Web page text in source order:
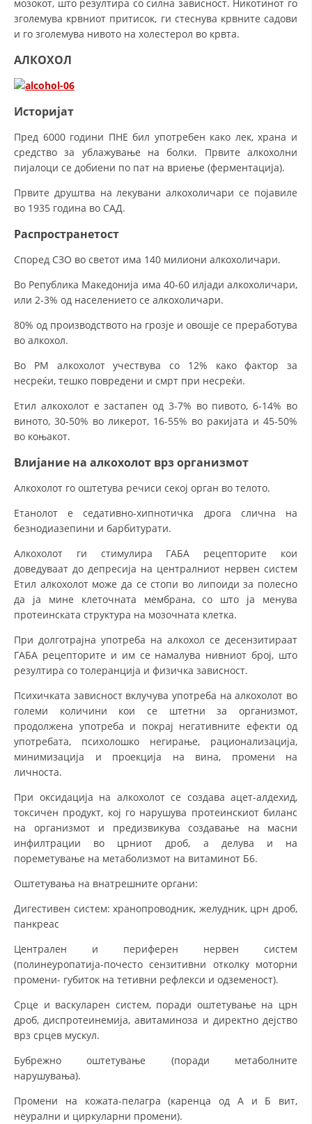
мозокот, што резултира со силна зависност. Никотинот го
зголемува крвниот притисок, ги стеснува крвните садови
и го зголемува нивото на холестерол во крвта.
АЛКОХОЛ
Историјат
Пред 6000 години ПНЕ бил употребен како лек, храна и
средство за ублажување на болки. Првите алкохолни
пијалоци се добиени по пат на вриење (ферментација).
Првите друштва на лекувани алкохоличари се појавиле
во 1935 година во САД.
Распространетост
Според СЗО во светот има 140 милиони алкохоличари.
Во Република Македонија има 40-60 илјади алкохоличари,
или 2-3% од населението се алкохоличари.
80% од производството на грозје и овошје се преработува
во алкохол.
Во РМ алкохолот учествува со 12% како фактор за
несреќи, тешко повредени и смрт при несреќи.
Етил алкохолот е застапен од 3-7% во пивото, 6-14% во
виното, 30-50% во ликерот, 16-55% во ракијата и 45-50%
во коњакот.
Влијание на алкохолот врз организмот
Алкохолот го оштетува речиси секој орган во телото.
Етанолот е седативно-хипнотичка дрога слична на
безнодиазепини и барбитурати.
Алкохолот ги стимулира ГАБА рецепторите кои
доведуваат до депресија на централниот нервен систем
Етил алкохолот може да се стопи во липоиди за полесно
да ја мине клеточната мембрана, со што ја менува
протеинската структура на мозочната клетка.
При долготрајна употреба на алкохол се десензитираат
ГАБА рецепторите и им се намалува нивниот број, што
резултира со толеранција и физичка зависност.
Психичката зависност вклучува употреба на алкохолот во
големи количини кои се штетни за организмот,
продолжена употреба и покрај негативните ефекти од
употребата, психолошко негирање, рационализација,
минимизација и проекција на вина, промени на
личноста.
При оксидација на алкохолот се создава ацет-алдехид,
токсичен продукт, кој го нарушува протеинскиот биланс
на организмот и предизвикува создавање на масни
инфилтрации во црниот дроб, а делува и на
пореметување на метаболизмот на витаминот Б6.
Оштетувања на внатрешните органи:
Дигестивен систем: хранопроводник, желудник, црн дроб,
панкреас
Централен и периферен нервен систем
(полинеуропатија-почесто сензитивни отколку моторни
промени- губиток на тетивни рефлекси и одземеност).
Срце и васкуларен систем, поради оштетување на црн
дроб, диспротеинемија, авитаминоза и директно дејство
врз срцев мускул.
Бубрежно оштетување (поради метаболните
нарушувања).
Промени на кожата-пелагра (каренца од А и Б вит,
неурални и циркуларни промени).